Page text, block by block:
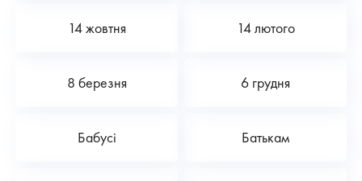
14 жовтня 14 лютого
8 березня 6 грудня
Бабусі Батькам